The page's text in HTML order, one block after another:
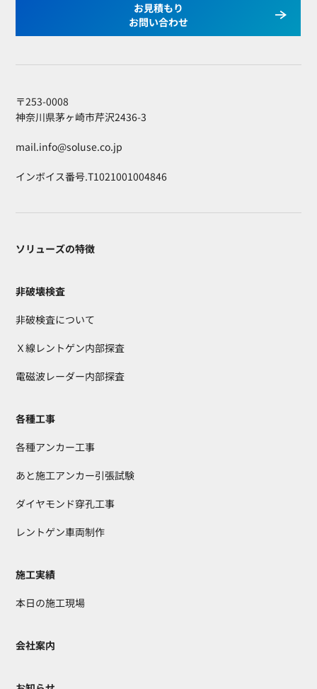
お見積もり
お問い合わせ
〒253-0008
神奈川県茅ヶ崎市芹沢2436-3
mail.info@soluse.co.jp
インボイス番号.T1021001004846
ソリューズの特徴
非破壊検査
非破検査について
Ｘ線レントゲン内部探査
電磁波レーダー内部探査
各種工事
各種アンカー工事
あと施工アンカー引張試験
ダイヤモンド穿孔工事
レントゲン車両制作
施工実績
本日の施工現場
会社案内